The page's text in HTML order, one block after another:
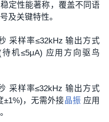
定性能著称，覆盖不同语
及关键特性。
采样率≤32kHz 输出方式
待机≤5μA) 应用方向驱鸟
采样率≤32kHz 输出方式
±1%)，无需外接晶振 应用